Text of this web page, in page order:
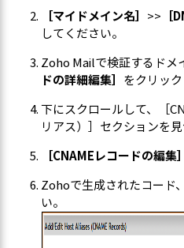
［マイドメイン名］ >> ［
してください。
Zoho Mailで検証するドメ
ドの詳細編集］ をクリッ
下にスクロールして、［
リアス）］セクションを
［CNAMEレコードの編集］
Zohoで生成されたコード、
い。